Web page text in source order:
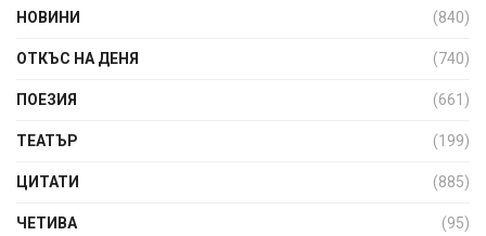
НОВИНИ (840)
ОТКЪС НА ДЕНЯ (740)
ПОЕЗИЯ (661)
ТЕАТЪР (199)
ЦИТАТИ (885)
ЧЕТИВА (95)